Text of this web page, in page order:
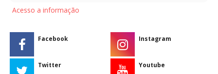
Acesso a informação
Facebook Instagram
Twitter Youtube